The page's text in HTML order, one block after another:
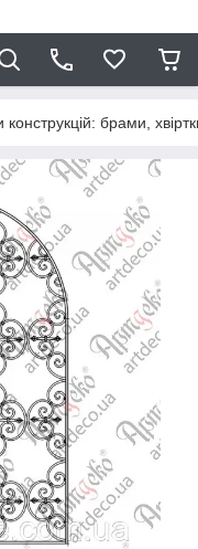
брами,